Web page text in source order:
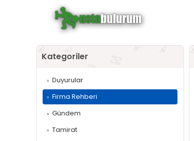
Kategoriler
» Duyurular
» Firma Rehberi
» Gündem
» Tamirat